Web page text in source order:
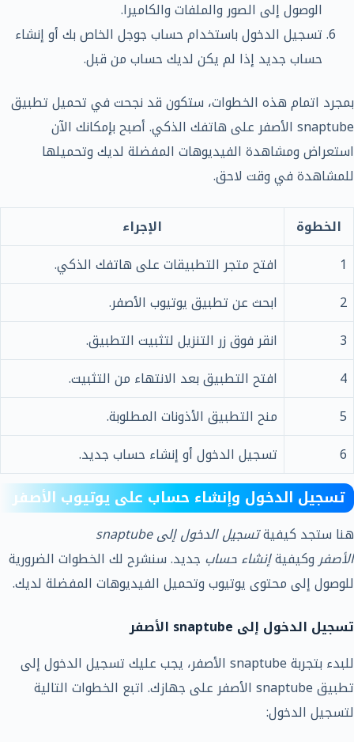
الوصول إلى الصور والملفات والكاميرا.
تسجيل الدخول باستخدام حساب جوجل الخاص بك أو إنشاء
حساب جديد إذا لم يكن لديك حساب من قبل.
بمجرد اتمام هذه الخطوات، ستكون قد نجحت في تحميل تطبيق
snaptube الأصفر على هاتفك الذكي. أصبح بإمكانك الآن
استعراض ومشاهدة الفيديوهات المفضلة لديك وتحميلها
للمشاهدة في وقت لاحق.
الخطوة
الإجراء
1
افتح متجر التطبيقات على هاتفك الذكي.
2
ابحث عن تطبيق يوتيوب الأصفر.
3
انقر فوق زر التنزيل لتثبيت التطبيق.
4
افتح التطبيق بعد الانتهاء من التثبيت.
5
منح التطبيق الأذونات المطلوبة.
6
تسجيل الدخول أو إنشاء حساب جديد.
تسجيل الدخول وإنشاء حساب على يوتيوب الأصفر
هنا ستجد كيفيةتسجيل الدخول إلى snaptube
الأصفروكيفيةإنشاء حساب جديد. سنشرح لك الخطوات الضرورية
للوصول إلى محتوى يوتيوب وتحميل الفيديوهات المفضلة لديك.
تسجيل الدخول إلى snaptube الأصفر
للبدء بتجربة snaptube الأصفر، يجب عليك تسجيل الدخول إلى
تطبيق snaptube الأصفر على جهازك. اتبع الخطوات التالية
لتسجيل الدخول: